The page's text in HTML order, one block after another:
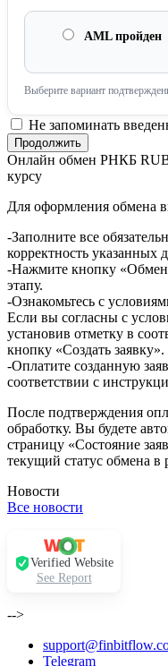
AML пройден
Выберите вариант
Не запоминать
Онлайн обмен РНКБ
курсу
Для оформления обмена
-Заполните все
корректность указанных
-Нажмите кнопку
этапу.
-Ознакомьтесь с
Если вы согласны с
установив отметку в
кнопку «Создать заявку».
-Оплатите созданную
соответствии с
После подтверждения
обработку. Вы будете
страницу «Состояние
текущий статус обмена в
Новости
Все новости
Verified Website
See Report
-->
Telegram